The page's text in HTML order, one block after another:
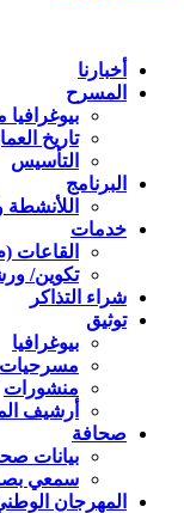
أخبارنا
المسرح
تاريخ
التأسيس
البرنامج
اللأنشطة
خدمات
القاعات
تكوين/
شراء التذاكر
توثيق
بيوغرافيا
مسرحيات
منشورات
أرشيف
صحافة
بيانات
سمعي
المهرجان